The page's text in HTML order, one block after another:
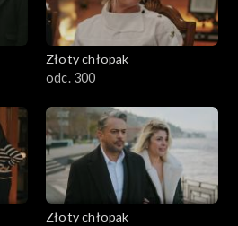
Złoty chłopak
odc. 300
Złoty chłopak